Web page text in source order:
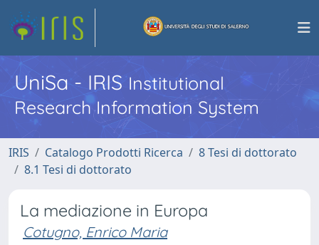
UniSa - IRISInstitutional
Research Information System
IRIS Catalogo Prodotti Ricerca
8 Tesi di dottorato
8.1 Tesi di dottorato
La mediazione in Europa
Cotugno, Enrico Maria